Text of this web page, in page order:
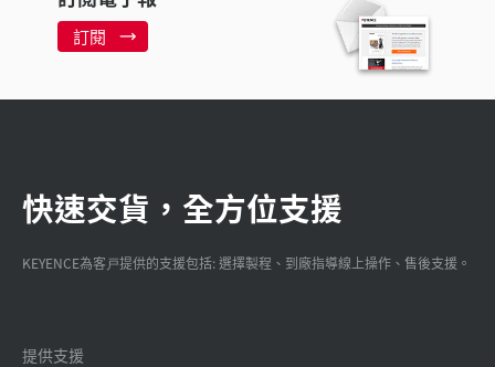
訂閱
快速交貨，全方位支援
KEYENCE為客戸提供的支援包括: 選擇製程、到廠指導線上操作、售後支援。
提供支援